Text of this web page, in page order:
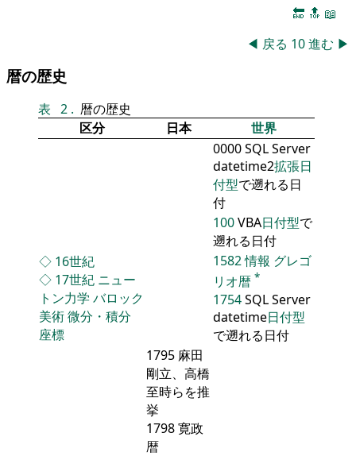
🔚 🔝 📖
◀ 戻る 10進む ▶
暦の歴史
表 2 . 暦の歴史
区分
日本
世界
0000 SQL Server
datetime2拡張日
付型で遡れる日
付
100VBA日付型で
遡れる日付
◇ 16世紀
◇ 17世紀 ニュー
トン力学 バロック
美術微分・積分
座標
1582情報 グレゴ
リオ暦 *
1754SQL Server
datetime日付型
で遡れる日付
1795 麻田
剛立、高橋
至時らを推
挙
1798 寛政
暦